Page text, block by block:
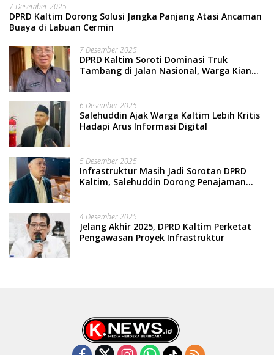
7 Desember 2025
DPRD Kaltim Dorong Solusi Jangka Panjang Atasi Ancaman
Buaya di Labuan Cermin
7 Desember 2025
DPRD Kaltim Soroti Dominasi Truk
Tambang di Jalan Nasional, Warga Kian
6 Desember 2025
Salehuddin Ajak Warga Kaltim Lebih Kritis
Hadapi Arus Informasi Digital
5 Desember 2025
Infrastruktur Masih Jadi Sorotan DPRD
Kaltim, Salehuddin Dorong Penajaman
4 Desember 2025
Jelang Akhir 2025, DPRD Kaltim Perketat
Pengawasan Proyek Infrastruktur